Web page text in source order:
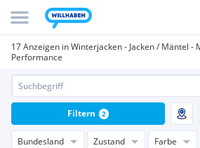
17 Anzeigen in Winterjacken - Jacken / Mäntel -
Performance
Bundesland Zustand Farbe
Filtern 2